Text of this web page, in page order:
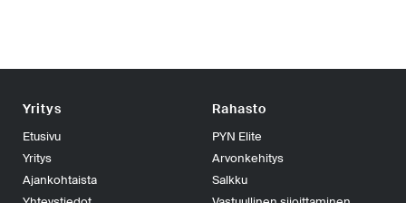
Yritys
Etusivu
Yritys
Ajankohtaista
Rahasto
PYN Elite
Arvonkehitys
Salkku